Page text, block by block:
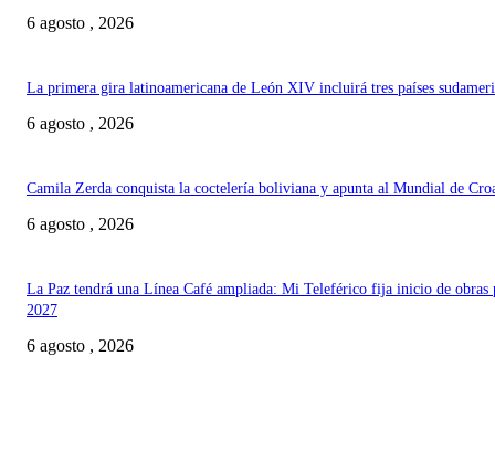
6 agosto , 2026
La primera gira latinoamericana de León XIV incluirá tres países
6 agosto , 2026
Camila Zerda conquista la coctelería boliviana y apunta al Mundial de
6 agosto , 2026
La Paz tendrá una Línea Café ampliada: Mi Teleférico fija inicio de obras
2027
6 agosto , 2026